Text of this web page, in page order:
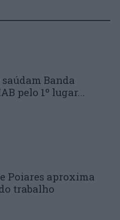
saúdam Banda
pelo 1º lugar...
Poiares aproxima
trabalho